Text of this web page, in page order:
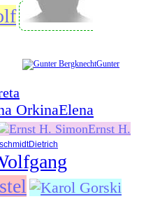
Gunter
Elena
Ernst H.
Dietrich